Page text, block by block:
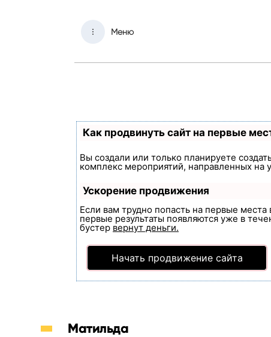
Меню
Как продвинуть сайт на первые
Вы создали или только планируете
комплекс мероприятий, направленных
Ускорение продвижения
Если вам трудно попасть на первые
первые результаты появляются уже в
бустер вернут деньги.
Начать продвижение сайта
Матильда